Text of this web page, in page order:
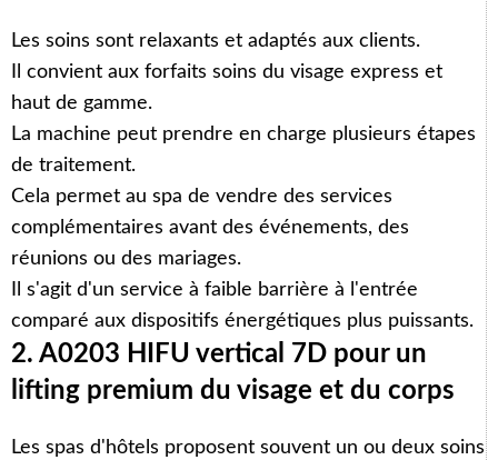
Les soins sont relaxants et adaptés aux clients.
Il convient aux forfaits soins du visage express et
haut de gamme.
La machine peut prendre en charge plusieurs étapes
de traitement.
Cela permet au spa de vendre des services
complémentaires avant des événements, des
réunions ou des mariages.
Il s'agit d'un service à faible barrière à l'entrée
comparé aux dispositifs énergétiques plus puissants.
2. A0203 HIFU vertical 7D pour un
lifting premium du visage et du corps
Les spas d'hôtels proposent souvent un ou deux soins